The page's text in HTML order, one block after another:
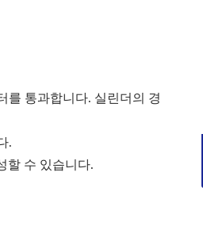
를 통과합니다. 실린더의 경
.
할 수 있습니다.
롤러 콤팩터